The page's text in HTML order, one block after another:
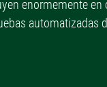
enormemente en
automatizadas